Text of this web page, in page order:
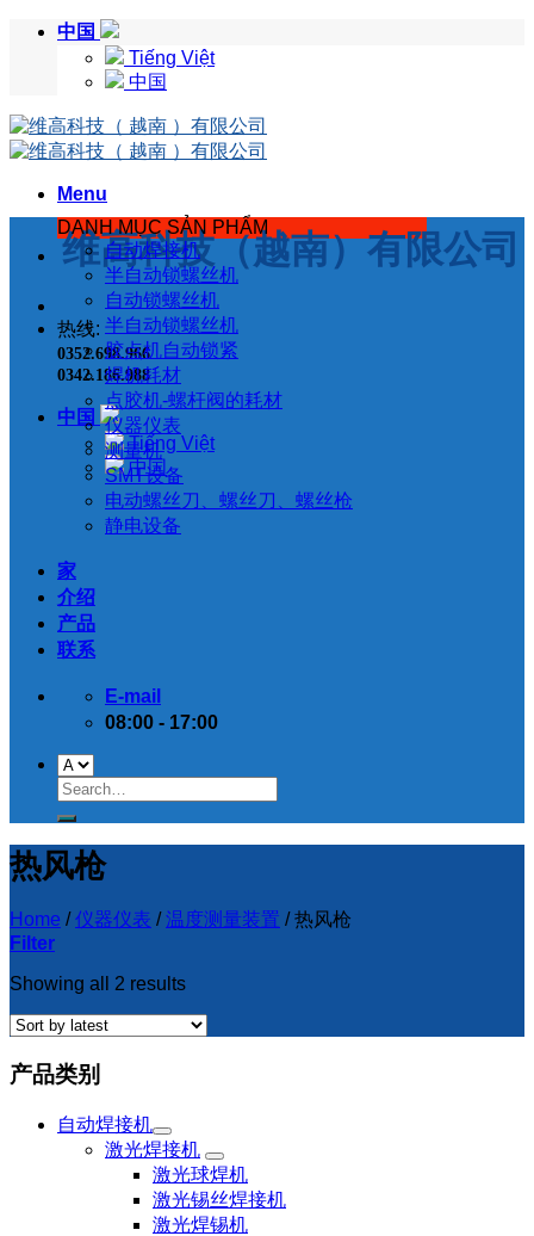
Skip
中国
Tiếng Việt
中国
Menu
维高科技（越南）有限公司
热线:
0352.698.966
0342.186.988
中国
Tiếng Việt
中国
DANH MỤC SẢN PHẨM
自动焊接机
半自动锁螺丝机
自动锁螺丝机
半自动锁螺丝机
胶点机自动锁紧
焊机耗材
点胶机-螺杆阀的耗材
仪器仪表
测量机
SMT设备
电动螺丝刀、螺丝刀、螺丝枪
静电设备
家
介绍
产品
联系
E-mail
08:00 - 17:00
热风枪
Home / 仪器仪表 / 温度测量装置 /热风枪
Filter
Showing all 2 results
产品类别
自动焊接机
激光焊接机
激光球焊机
激光锡丝焊接机
激光焊锡机